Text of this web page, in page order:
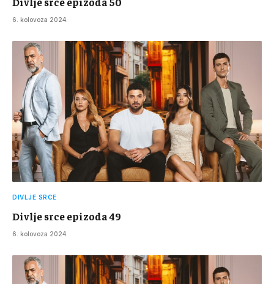
6. kolovoza 2024.
DIVLJE SRCE
Divlje srce epizoda 49
6. kolovoza 2024.